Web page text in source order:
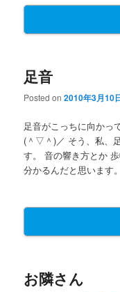
足音
Posted on2010年3月10
足音がこっちに向かっ
(＾▽＾)／ そう、私、
す。 音の響き方とか
分かるんだと思いま
お隣さん